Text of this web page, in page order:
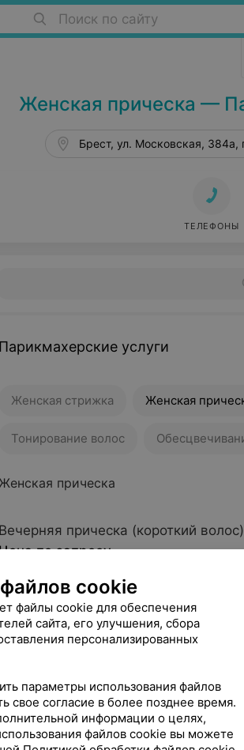
Поиск по сайту
Салоны красоты в Бресте
Женская прическа —
Брест, ул. Московская, 384а,
ТЕЛЕФОНЫ
Парикмахерские услуги
Женская стрижка Женская
Тонирование волос
прическа
Вечерняя прическа (короткий волос)
по запросу
Вечерняя прическа (средний волос)
по запросу
по запросу
Плетение (короткий волос)
cookie
файлы cookie для обеспечения
сайта, его улучшения, сбора
персонализированных
параметры использования файлов
свое согласие в более позднее время.
информации о целях,
файлов cookie вы можете